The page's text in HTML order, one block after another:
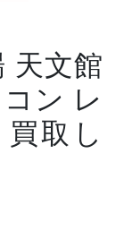
天文館
ン レ
取し